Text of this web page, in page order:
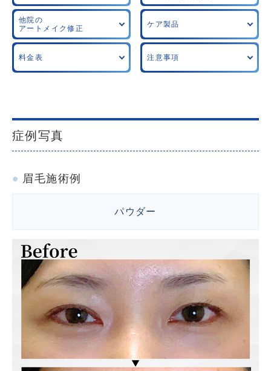
他院の
アートメイク修正
ケア製品
料金表 注意事項
症例写真
眉毛施術例
パウダー